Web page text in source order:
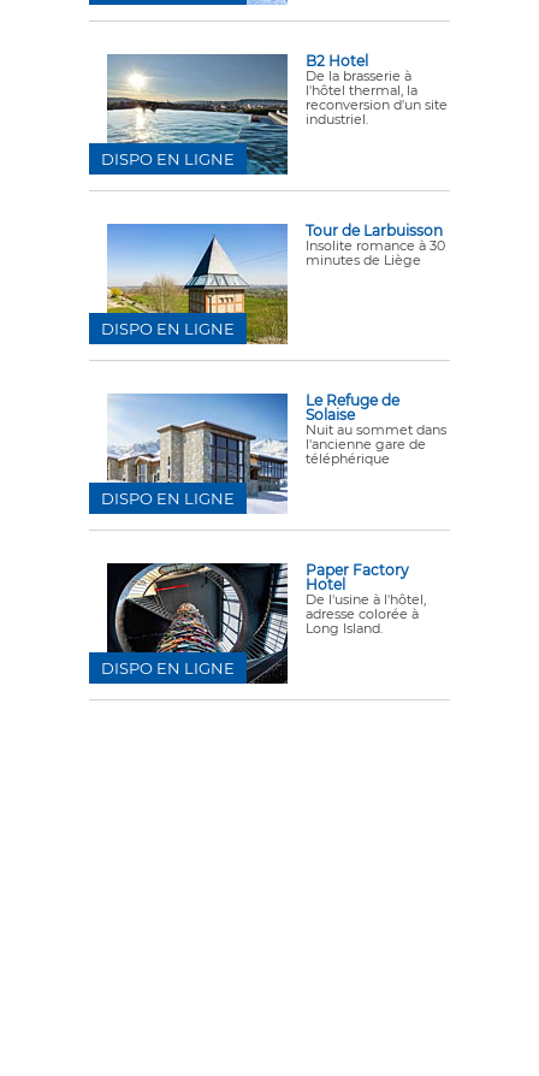
B2 Hotel
De la brasserie à
l'hôtel thermal, la
reconversion d'un site
industriel.
DISPO EN LIGNE
Tour de Larbuisson
Insolite romance à 30
minutes de Liège
DISPO EN LIGNE
Le Refuge de
Solaise
Nuit au sommet dans
l'ancienne gare de
téléphérique
DISPO EN LIGNE
Paper Factory
Hotel
De l'usine à l'hôtel,
adresse colorée à
Long Island.
DISPO EN LIGNE